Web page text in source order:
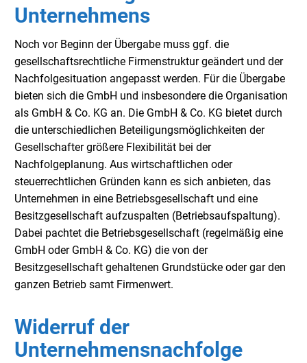
Unternehmens
Noch vor Beginn der Übergabe muss ggf. die
gesellschaftsrechtliche Firmenstruktur geändert und der
Nachfolgesituation angepasst werden. Für die Übergabe
bieten sich die GmbH und insbesondere die Organisation
als GmbH & Co. KG an. Die GmbH & Co. KG bietet durch
die unterschiedlichen Beteiligungsmöglichkeiten der
Gesellschafter größere Flexibilität bei der
Nachfolgeplanung. Aus wirtschaftlichen oder
steuerrechtlichen Gründen kann es sich anbieten, das
Unternehmen in eine Betriebsgesellschaft und eine
Besitzgesellschaft aufzuspalten (Betriebsaufspaltung).
Dabei pachtet die Betriebsgesellschaft (regelmäßig eine
GmbH oder GmbH & Co. KG) die von der
Besitzgesellschaft gehaltenen Grundstücke oder gar den
ganzen Betrieb samt Firmenwert.
Widerruf der
Unternehmensnachfolge